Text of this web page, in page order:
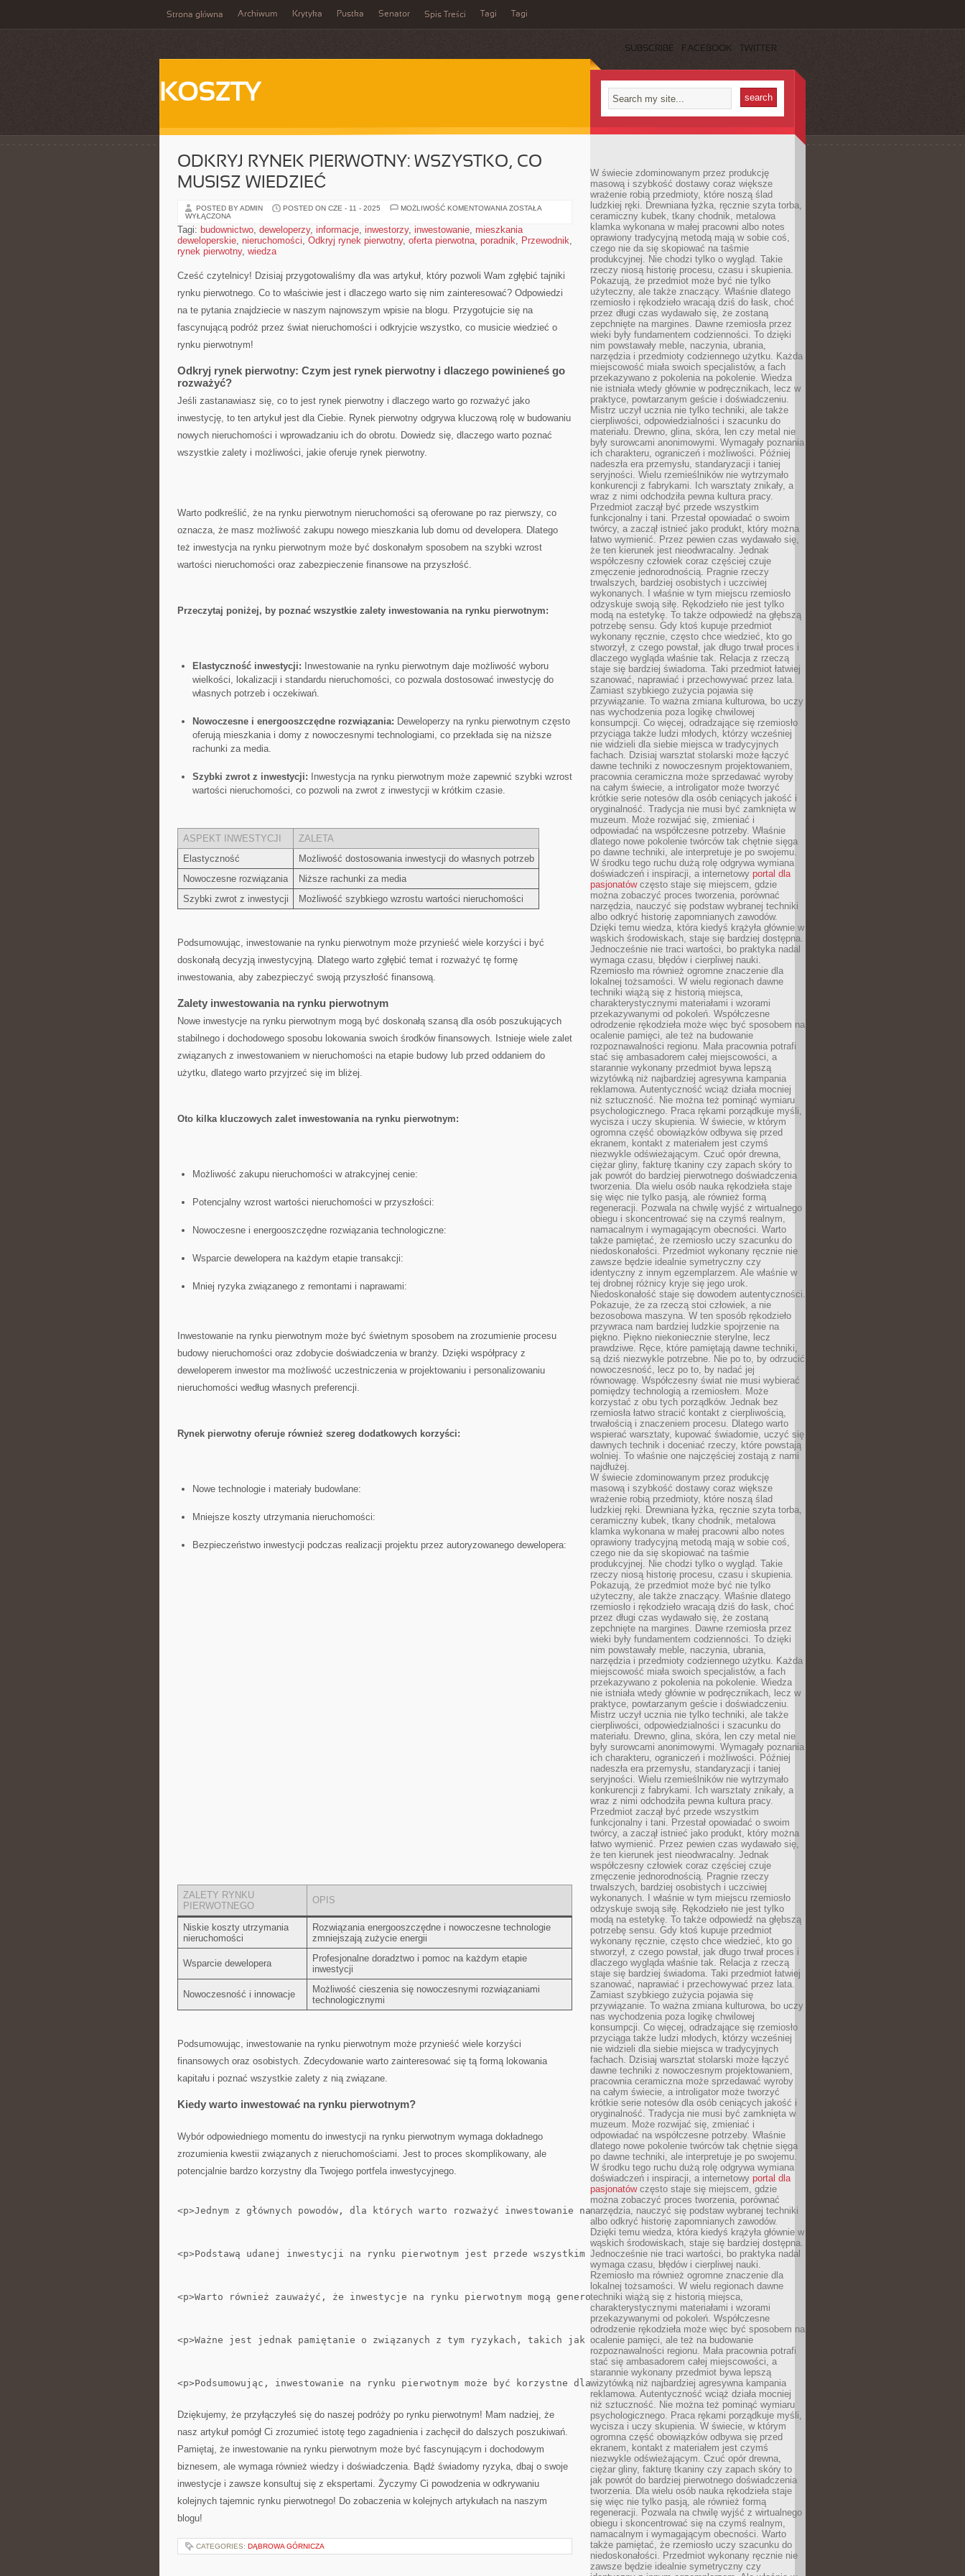
Strona główna Archiwum Krytyka Pustka Senator Spis Treści Tagi Tagi
SUBSCRIBE FACEBOOK TWITTER
KOSZTY
ODKRYJ RYNEK PIERWOTNY: WSZYSTKO, CO
MUSISZ WIEDZIEĆ
POSTED BY ADMIN POSTED ON CZE - 11 - 2025 MOŻLIWOŚĆ KOMENTOWANIA ODKRYJ
WSZYSTKO,
CO
MUSISZ
ZOSTAŁA
WYŁĄCZONA
Tagi: budownictwo, deweloperzy, informacje, inwestorzy, inwestowanie, mieszkania
deweloperskie, nieruchomości, Odkryj rynek pierwotny, oferta pierwotna, poradnik, Przewodnik,
rynek pierwotny, wiedza
Cześć czytelnicy! Dzisiaj przygotowaliśmy dla was artykuł, który pozwoli ‍Wam ⁢zgłębić tajniki ​
rynku pierwotnego. ⁢Co to⁣ właściwie jest i ‍dlaczego warto się nim zainteresować? Odpowiedzi
na te pytania znajdziecie w naszym najnowszym wpisie na blogu. Przygotujcie się na
fascynującą podróż przez świat⁣ nieruchomości i odkryjcie wszystko, co⁤ musicie wiedzieć o
rynku ⁤pierwotnym!
Odkryj rynek pierwotny: Czym jest rynek pierwotny i dlaczego powinieneś go
rozważyć?
Jeśli zastanawiasz się,⁤ co to jest rynek pierwotny i dlaczego warto go rozważyć jako
inwestycję, to ten⁤ artykuł jest dla Ciebie. Rynek ⁤pierwotny odgrywa kluczową‍ rolę w budowaniu
nowych nieruchomości i wprowadzaniu ich do obrotu. Dowiedz⁢ się, dlaczego warto poznać
⁣wszystkie zalety i możliwości, jakie‍ oferuje rynek pierwotny.
Warto podkreślić, że na rynku pierwotnym nieruchomości są oferowane po raz pierwszy, co
oznacza, że masz‌ możliwość zakupu nowego mieszkania lub domu⁢ od developera. ‍Dlatego
też inwestycja‌ na rynku pierwotnym może być doskonałym sposobem na szybki wzrost
wartości nieruchomości ⁤oraz ‌zabezpieczenie finansowe na przyszłość.
Przeczytaj poniżej, by poznać‌ wszystkie zalety inwestowania na rynku⁣ pierwotnym:
Elastyczność inwestycji: Inwestowanie na rynku pierwotnym daje możliwość wyboru
wielkości,⁣ lokalizacji ⁤i standardu nieruchomości,⁢ co ‌pozwala dostosować inwestycję do
własnych ⁤potrzeb i oczekiwań.
Nowoczesne i‍ energooszczędne⁤ rozwiązania: Deweloperzy‍ na rynku pierwotnym często
oferują mieszkania i domy ‍z ⁢nowoczesnymi ‌technologiami, co przekłada się na niższe⁤
rachunki za media.
Szybki zwrot ⁢z inwestycji: Inwestycja na rynku pierwotnym może zapewnić szybki wzrost
wartości nieruchomości, co pozwoli‌ na⁢ zwrot z inwestycji w ​krótkim czasie.
ASPEKT INWESTYCJI
ZALETA
Elastyczność
Możliwość dostosowania inwestycji do własnych potrzeb
Nowoczesne rozwiązania
Niższe ‍rachunki za media
Szybki zwrot z inwestycji
Możliwość​ szybkiego ⁣wzrostu ‌wartości ⁤nieruchomości
Podsumowując, ⁤inwestowanie na rynku pierwotnym może przynieść wiele korzyści i być
doskonałą decyzją inwestycyjną. Dlatego warto zgłębić temat i rozważyć tę formę
inwestowania, ‌aby zabezpieczyć ⁤swoją przyszłość finansową.
Zalety inwestowania na rynku pierwotnym
Nowe ‌inwestycje⁤ na rynku pierwotnym mogą być doskonałą szansą dla osób ‍poszukujących
stabilnego i dochodowego sposobu lokowania swoich​ środków finansowych. Istnieje‌ wiele zalet
związanych z‌ inwestowaniem w nieruchomości ​na etapie​ budowy lub przed oddaniem do
użytku, dlatego warto przyjrzeć się‍ im bliżej.
Oto kilka kluczowych zalet inwestowania na rynku pierwotnym:
Możliwość‌ zakupu nieruchomości w atrakcyjnej cenie:
Potencjalny wzrost wartości nieruchomości w przyszłości:
Nowoczesne i‍ energooszczędne rozwiązania technologiczne:
Wsparcie dewelopera na⁤ każdym etapie transakcji:
Mniej ryzyka​ związanego z remontami i naprawami:
Inwestowanie⁤ na rynku pierwotnym może być świetnym sposobem na ‌zrozumienie procesu
budowy ​nieruchomości oraz zdobycie doświadczenia w branży. Dzięki współpracy z
deweloperem ‌inwestor ma możliwość uczestniczenia ‌w projektowaniu i personalizowaniu
nieruchomości według ⁢własnych preferencji.
Rynek pierwotny oferuje również szereg dodatkowych korzyści:
Nowe technologie i materiały⁤ budowlane:
Mniejsze koszty utrzymania nieruchomości:
Bezpieczeństwo inwestycji podczas realizacji projektu przez autoryzowanego dewelopera:
ZALETY RYNKU
PIERWOTNEGO
OPIS
Niskie koszty utrzymania⁢
nieruchomości
Rozwiązania ⁢energooszczędne i nowoczesne technologie
zmniejszają​ zużycie ‌energii
Wsparcie dewelopera
Profesjonalne doradztwo‌ i pomoc na ‍każdym ⁣etapie
inwestycji
Nowoczesność i innowacje
Możliwość cieszenia się nowoczesnymi ⁤rozwiązaniami
technologicznymi
Podsumowując, inwestowanie na rynku pierwotnym‌ może‍ przynieść wiele ⁢korzyści⁤
finansowych oraz osobistych. Zdecydowanie warto zainteresować⁣ się tą formą⁢ lokowania
kapitału i‍ poznać wszystkie zalety z nią związane.
Kiedy warto inwestować na ‍rynku pierwotnym?
Wybór odpowiedniego momentu do inwestycji na rynku pierwotnym wymaga dokładnego
zrozumienia kwestii związanych z nieruchomościami. Jest to‌ proces skomplikowany, ⁣ale
potencjalnie bardzo ‍korzystny dla Twojego portfela inwestycyjnego.
<p>Jednym z głównych powodów, dla których warto rozważyć inwestowanie na tym rynku, jest fakt, że umożliwia on zakup nieruchomości w
<p>Podstawą udanej inwestycji na rynku pierwotnym jest przede wszystkim badanie rynku i zrozumienie jego trendów. Śledzenie nowych
<p>Warto również zauważyć, że inwestycje na rynku pierwotnym mogą generować regularne przychody z wynajmu nieruchomości. Jest to
<p>Ważne jest jednak pamiętanie o związanych z tym ryzykach, takich jak opóźnienia w dostarczeniu nieruchomości, zmiany w planach
<p>Podsumowując, inwestowanie na rynku pierwotnym może być korzystne dla Twojego portfela inwestycyjnego, jeśli podejdziesz do tego
Dziękujemy, że przyłączyłeś się do naszej ⁣podróży po rynku pierwotnym! Mam nadziej, że
nasz artykuł pomógł Ci zrozumieć istotę​ tego zagadnienia i zachęcił do dalszych poszukiwań.⁤
Pamiętaj, że inwestowanie na rynku pierwotnym może być fascynującym i dochodowym
biznesem, ale wymaga​ również wiedzy i doświadczenia. Bądź świadomy ryzyka, ‌dbaj o​ swoje
inwestycje i zawsze konsultuj się z ekspertami. Życzymy Ci⁤ powodzenia w odkrywaniu
⁣kolejnych tajemnic rynku‌ pierwotnego! Do zobaczenia w kolejnych artykułach⁤ na⁢ naszym
blogu!
CATEGORIES: DĄBROWA GÓRNICZA
W świecie zdominowanym przez produkcję
masową i szybkość dostawy coraz większe
wrażenie robią przedmioty, które noszą ślad
ludzkiej ręki. Drewniana łyżka, ręcznie szyta torba,
ceramiczny kubek, tkany chodnik, metalowa
klamka wykonana w małej pracowni albo notes
oprawiony tradycyjną metodą mają w sobie coś,
czego nie da się skopiować na taśmie
produkcyjnej. Nie chodzi tylko o wygląd. Takie
rzeczy niosą historię procesu, czasu i skupienia.
Pokazują, że przedmiot może być nie tylko
użyteczny, ale także znaczący. Właśnie dlatego
rzemiosło i rękodzieło wracają dziś do łask, choć
przez długi czas wydawało się, że zostaną
zepchnięte na margines. Dawne rzemiosła przez
wieki były fundamentem codzienności. To dzięki
nim powstawały meble, naczynia, ubrania,
narzędzia i przedmioty codziennego użytku. Każda
miejscowość miała swoich specjalistów, a fach
przekazywano z pokolenia na pokolenie. Wiedza
nie istniała wtedy głównie w podręcznikach, lecz w
praktyce, powtarzanym geście i doświadczeniu.
Mistrz uczył ucznia nie tylko techniki, ale także
cierpliwości, odpowiedzialności i szacunku do
materiału. Drewno, glina, skóra, len czy metal nie
były surowcami anonimowymi. Wymagały poznania
ich charakteru, ograniczeń i możliwości. Później
nadeszła era przemysłu, standaryzacji i taniej
seryjności. Wielu rzemieślników nie wytrzymało
konkurencji z fabrykami. Ich warsztaty znikały, a
wraz z nimi odchodziła pewna kultura pracy.
Przedmiot zaczął być przede wszystkim
funkcjonalny i tani. Przestał opowiadać o swoim
twórcy, a zaczął istnieć jako produkt, który można
łatwo wymienić. Przez pewien czas wydawało się,
że ten kierunek jest nieodwracalny. Jednak
współczesny człowiek coraz częściej czuje
zmęczenie jednorodnością. Pragnie rzeczy
trwalszych, bardziej osobistych i uczciwiej
wykonanych. I właśnie w tym miejscu rzemiosło
odzyskuje swoją siłę. Rękodzieło nie jest tylko
modą na estetykę. To także odpowiedź na głębszą
potrzebę sensu. Gdy ktoś kupuje przedmiot
wykonany ręcznie, często chce wiedzieć, kto go
stworzył, z czego powstał, jak długo trwał proces i
dlaczego wygląda właśnie tak. Relacja z rzeczą
staje się bardziej świadoma. Taki przedmiot łatwiej
szanować, naprawiać i przechowywać przez lata.
Zamiast szybkiego zużycia pojawia się
przywiązanie. To ważna zmiana kulturowa, bo uczy
nas wychodzenia poza logikę chwilowej
konsumpcji. Co więcej, odradzające się rzemiosło
przyciąga także ludzi młodych, którzy wcześniej
nie widzieli dla siebie miejsca w tradycyjnych
fachach. Dzisiaj warsztat stolarski może łączyć
dawne techniki z nowoczesnym projektowaniem,
pracownia ceramiczna może sprzedawać wyroby
na całym świecie, a introligator może tworzyć
krótkie serie notesów dla osób ceniących jakość i
oryginalność. Tradycja nie musi być zamknięta w
muzeum. Może rozwijać się, zmieniać i
odpowiadać na współczesne potrzeby. Właśnie
dlatego nowe pokolenie twórców tak chętnie sięga
po dawne techniki, ale interpretuje je po swojemu.
W środku tego ruchu dużą rolę odgrywa wymiana
doświadczeń i inspiracji, a internetowy portal dla
pasjonatówczęsto staje się miejscem, gdzie
można zobaczyć proces tworzenia, porównać
narzędzia, nauczyć się podstaw wybranej techniki
albo odkryć historię zapomnianych zawodów.
Dzięki temu wiedza, która kiedyś krążyła głównie w
wąskich środowiskach, staje się bardziej dostępna.
Jednocześnie nie traci wartości, bo praktyka nadal
wymaga czasu, błędów i cierpliwej nauki.
Rzemiosło ma również ogromne znaczenie dla
lokalnej tożsamości. W wielu regionach dawne
techniki wiążą się z historią miejsca,
charakterystycznymi materiałami i wzorami
przekazywanymi od pokoleń. Współczesne
odrodzenie rękodzieła może więc być sposobem na
ocalenie pamięci, ale też na budowanie
rozpoznawalności regionu. Mała pracownia potrafi
stać się ambasadorem całej miejscowości, a
starannie wykonany przedmiot bywa lepszą
wizytówką niż najbardziej agresywna kampania
reklamowa. Autentyczność wciąż działa mocniej
niż sztuczność. Nie można też pominąć wymiaru
psychologicznego. Praca rękami porządkuje myśli,
wycisza i uczy skupienia. W świecie, w którym
ogromna część obowiązków odbywa się przed
ekranem, kontakt z materiałem jest czymś
niezwykle odświeżającym. Czuć opór drewna,
ciężar gliny, fakturę tkaniny czy zapach skóry to
jak powrót do bardziej pierwotnego doświadczenia
tworzenia. Dla wielu osób nauka rękodzieła staje
się więc nie tylko pasją, ale również formą
regeneracji. Pozwala na chwilę wyjść z wirtualnego
obiegu i skoncentrować się na czymś realnym,
namacalnym i wymagającym obecności. Warto
także pamiętać, że rzemiosło uczy szacunku do
niedoskonałości. Przedmiot wykonany ręcznie nie
zawsze będzie idealnie symetryczny czy
identyczny z innym egzemplarzem. Ale właśnie w
tej drobnej różnicy kryje się jego urok.
Niedoskonałość staje się dowodem autentyczności.
Pokazuje, że za rzeczą stoi człowiek, a nie
bezosobowa maszyna. W ten sposób rękodzieło
przywraca nam bardziej ludzkie spojrzenie na
piękno. Piękno niekoniecznie sterylne, lecz
prawdziwe. Ręce, które pamiętają dawne techniki,
są dziś niezwykle potrzebne. Nie po to, by odrzucić
nowoczesność, lecz po to, by nadać jej
równowagę. Współczesny świat nie musi wybierać
pomiędzy technologią a rzemiosłem. Może
korzystać z obu tych porządków. Jednak bez
rzemiosła łatwo stracić kontakt z cierpliwością,
trwałością i znaczeniem procesu. Dlatego warto
wspierać warsztaty, kupować świadomie, uczyć się
dawnych technik i doceniać rzeczy, które powstają
wolniej. To właśnie one najczęściej zostają z nami
najdłużej.
W świecie zdominowanym przez produkcję
masową i szybkość dostawy coraz większe
wrażenie robią przedmioty, które noszą ślad
ludzkiej ręki. Drewniana łyżka, ręcznie szyta torba,
ceramiczny kubek, tkany chodnik, metalowa
klamka wykonana w małej pracowni albo notes
oprawiony tradycyjną metodą mają w sobie coś,
czego nie da się skopiować na taśmie
produkcyjnej. Nie chodzi tylko o wygląd. Takie
rzeczy niosą historię procesu, czasu i skupienia.
Pokazują, że przedmiot może być nie tylko
użyteczny, ale także znaczący. Właśnie dlatego
rzemiosło i rękodzieło wracają dziś do łask, choć
przez długi czas wydawało się, że zostaną
zepchnięte na margines. Dawne rzemiosła przez
wieki były fundamentem codzienności. To dzięki
nim powstawały meble, naczynia, ubrania,
narzędzia i przedmioty codziennego użytku. Każda
miejscowość miała swoich specjalistów, a fach
przekazywano z pokolenia na pokolenie. Wiedza
nie istniała wtedy głównie w podręcznikach, lecz w
praktyce, powtarzanym geście i doświadczeniu.
Mistrz uczył ucznia nie tylko techniki, ale także
cierpliwości, odpowiedzialności i szacunku do
materiału. Drewno, glina, skóra, len czy metal nie
były surowcami anonimowymi. Wymagały poznania
ich charakteru, ograniczeń i możliwości. Później
nadeszła era przemysłu, standaryzacji i taniej
seryjności. Wielu rzemieślników nie wytrzymało
konkurencji z fabrykami. Ich warsztaty znikały, a
wraz z nimi odchodziła pewna kultura pracy.
Przedmiot zaczął być przede wszystkim
funkcjonalny i tani. Przestał opowiadać o swoim
twórcy, a zaczął istnieć jako produkt, który można
łatwo wymienić. Przez pewien czas wydawało się,
że ten kierunek jest nieodwracalny. Jednak
współczesny człowiek coraz częściej czuje
zmęczenie jednorodnością. Pragnie rzeczy
trwalszych, bardziej osobistych i uczciwiej
wykonanych. I właśnie w tym miejscu rzemiosło
odzyskuje swoją siłę. Rękodzieło nie jest tylko
modą na estetykę. To także odpowiedź na głębszą
potrzebę sensu. Gdy ktoś kupuje przedmiot
wykonany ręcznie, często chce wiedzieć, kto go
stworzył, z czego powstał, jak długo trwał proces i
dlaczego wygląda właśnie tak. Relacja z rzeczą
staje się bardziej świadoma. Taki przedmiot łatwiej
szanować, naprawiać i przechowywać przez lata.
Zamiast szybkiego zużycia pojawia się
przywiązanie. To ważna zmiana kulturowa, bo uczy
nas wychodzenia poza logikę chwilowej
konsumpcji. Co więcej, odradzające się rzemiosło
przyciąga także ludzi młodych, którzy wcześniej
nie widzieli dla siebie miejsca w tradycyjnych
fachach. Dzisiaj warsztat stolarski może łączyć
dawne techniki z nowoczesnym projektowaniem,
pracownia ceramiczna może sprzedawać wyroby
na całym świecie, a introligator może tworzyć
krótkie serie notesów dla osób ceniących jakość i
oryginalność. Tradycja nie musi być zamknięta w
muzeum. Może rozwijać się, zmieniać i
odpowiadać na współczesne potrzeby. Właśnie
dlatego nowe pokolenie twórców tak chętnie sięga
po dawne techniki, ale interpretuje je po swojemu.
W środku tego ruchu dużą rolę odgrywa wymiana
doświadczeń i inspiracji, a internetowy portal dla
pasjonatówczęsto staje się miejscem, gdzie
można zobaczyć proces tworzenia, porównać
narzędzia, nauczyć się podstaw wybranej techniki
albo odkryć historię zapomnianych zawodów.
Dzięki temu wiedza, która kiedyś krążyła głównie w
wąskich środowiskach, staje się bardziej dostępna.
Jednocześnie nie traci wartości, bo praktyka nadal
wymaga czasu, błędów i cierpliwej nauki.
Rzemiosło ma również ogromne znaczenie dla
lokalnej tożsamości. W wielu regionach dawne
techniki wiążą się z historią miejsca,
charakterystycznymi materiałami i wzorami
przekazywanymi od pokoleń. Współczesne
odrodzenie rękodzieła może więc być sposobem na
ocalenie pamięci, ale też na budowanie
rozpoznawalności regionu. Mała pracownia potrafi
stać się ambasadorem całej miejscowości, a
starannie wykonany przedmiot bywa lepszą
wizytówką niż najbardziej agresywna kampania
reklamowa. Autentyczność wciąż działa mocniej
niż sztuczność. Nie można też pominąć wymiaru
psychologicznego. Praca rękami porządkuje myśli,
wycisza i uczy skupienia. W świecie, w którym
ogromna część obowiązków odbywa się przed
ekranem, kontakt z materiałem jest czymś
niezwykle odświeżającym. Czuć opór drewna,
ciężar gliny, fakturę tkaniny czy zapach skóry to
jak powrót do bardziej pierwotnego doświadczenia
tworzenia. Dla wielu osób nauka rękodzieła staje
się więc nie tylko pasją, ale również formą
regeneracji. Pozwala na chwilę wyjść z wirtualnego
obiegu i skoncentrować się na czymś realnym,
namacalnym i wymagającym obecności. Warto
także pamiętać, że rzemiosło uczy szacunku do
niedoskonałości. Przedmiot wykonany ręcznie nie
zawsze będzie idealnie symetryczny czy